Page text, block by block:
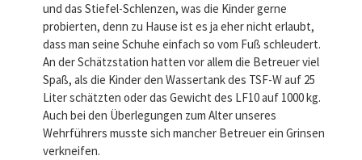
und das Stiefel-Schlenzen, was die Kinder gerne
probierten, denn zu Hause ist es ja eher nicht erlaubt,
dass man seine Schuhe einfach so vom Fuß schleudert.
An der Schätzstation hatten vor allem die Betreuer viel
Spaß, als die Kinder den Wassertank des TSF-W auf 25
Liter schätzten oder das Gewicht des LF10 auf 1000 kg.
Auch bei den Überlegungen zum Alter unseres
Wehrführers musste sich mancher Betreuer ein Grinsen
verkneifen.